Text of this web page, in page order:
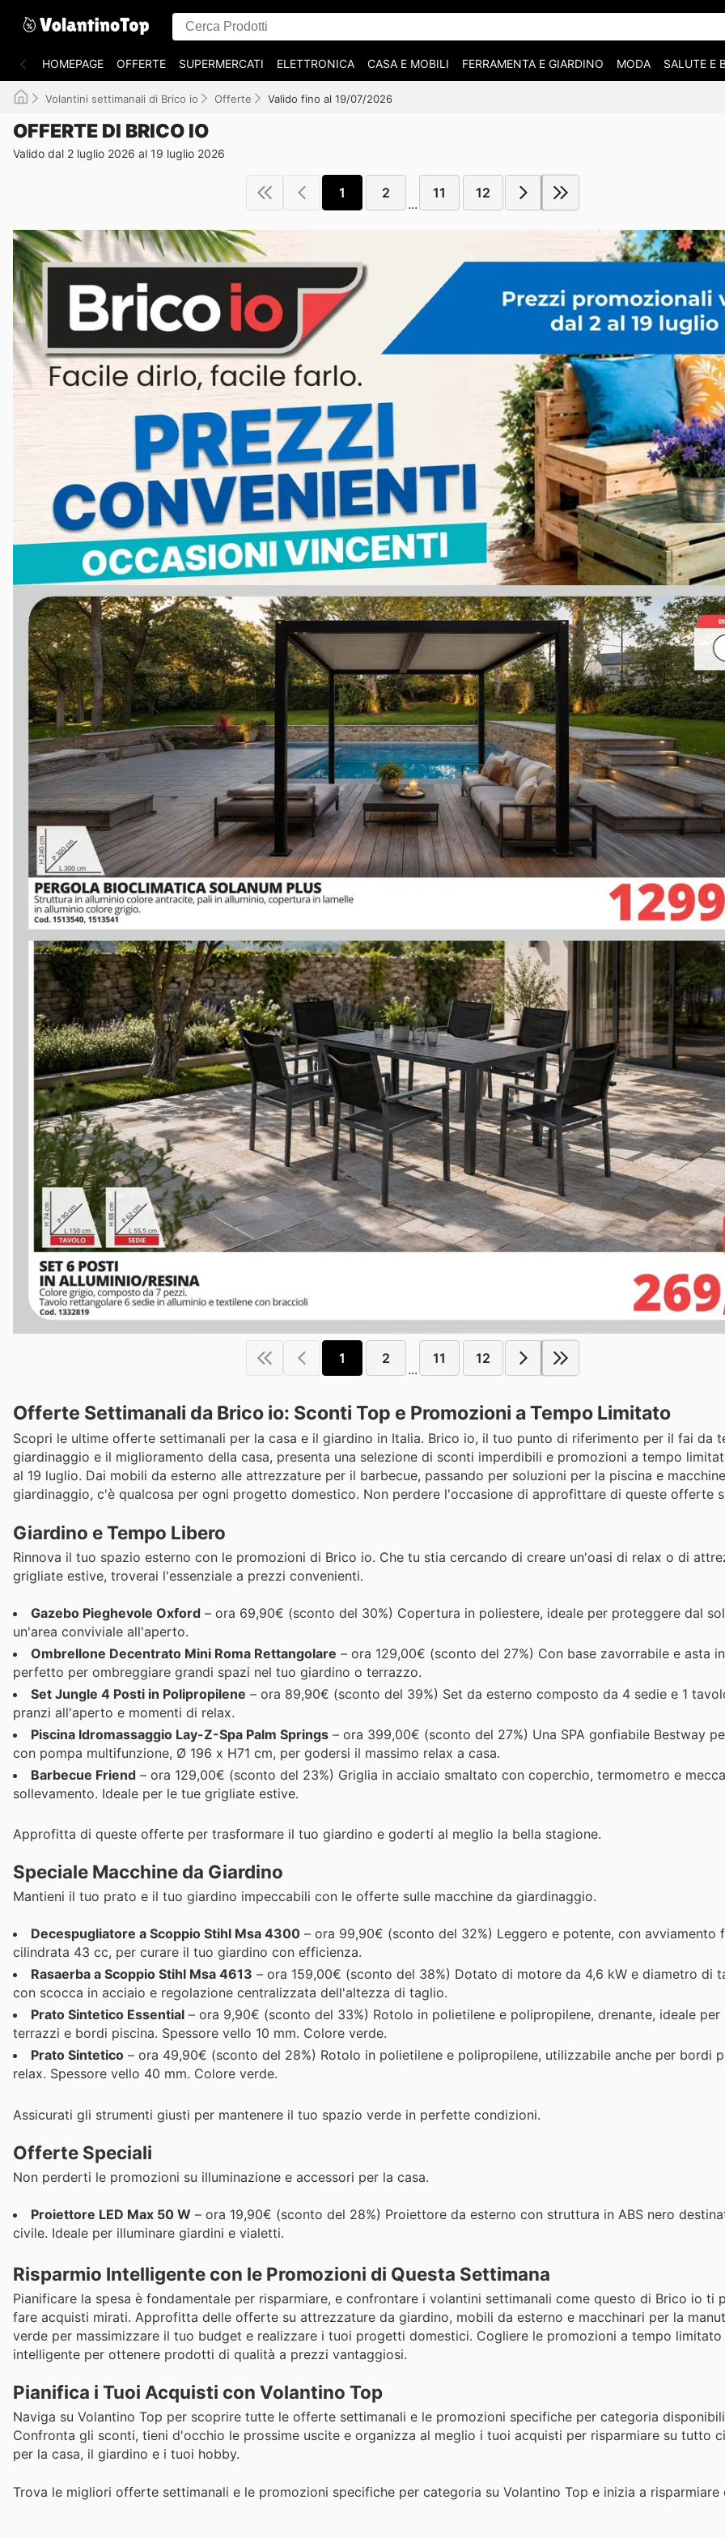
HOMEPAGE OFFERTE SUPERMERCATI ELETTRONICA CASA E MOBILI FERRAMENTA E GIARDINO MODA SALUTE E
Volantini settimanali di Brico io Offerte Valido fino al 19/07/2026
OFFERTE DI BRICO IO
Valido dal 2 luglio 2026 al 19 luglio 2026
1 2
...
11 12
1 2
...
11 12
Offerte Settimanali da Brico io: Sconti Top e Promozioni a Tempo Limitato
Scopri le ultime offerte settimanali per la casa e il giardino in Italia. Brico io, il tuo punto di riferimento per il fai da
giardinaggio e il miglioramento della casa, presenta una selezione di sconti imperdibili e promozioni a tempo
al 19 luglio. Dai mobili da esterno alle attrezzature per il barbecue, passando per soluzioni per la piscina e
giardinaggio, c'è qualcosa per ogni progetto domestico. Non perdere l'occasione di approfittare di queste offerte
Giardino e Tempo Libero
Rinnova il tuo spazio esterno con le promozioni di Brico io. Che tu stia cercando di creare un'oasi di relax o di
grigliate estive, troverai l'essenziale a prezzi convenienti.
Gazebo Pieghevole Oxford – ora 69,90€ (sconto del 30%) Copertura in poliestere, ideale per proteggere dal
un'area conviviale all'aperto.
Ombrellone Decentrato Mini Roma Rettangolare – ora 129,00€ (sconto del 27%) Con base zavorrabile e asta
perfetto per ombreggiare grandi spazi nel tuo giardino o terrazzo.
Set Jungle 4 Posti in Polipropilene – ora 89,90€ (sconto del 39%) Set da esterno composto da 4 sedie e 1
pranzi all'aperto e momenti di relax.
Piscina Idromassaggio Lay-Z-Spa Palm Springs – ora 399,00€ (sconto del 27%) Una SPA gonfiabile Bestway
con pompa multifunzione, Ø 196 x H71 cm, per godersi il massimo relax a casa.
Barbecue Friend – ora 129,00€ (sconto del 23%) Griglia in acciaio smaltato con coperchio, termometro e
sollevamento. Ideale per le tue grigliate estive.
Approfitta di queste offerte per trasformare il tuo giardino e goderti al meglio la bella stagione.
Speciale Macchine da Giardino
Mantieni il tuo prato e il tuo giardino impeccabili con le offerte sulle macchine da giardinaggio.
Decespugliatore a Scoppio Stihl Msa 4300 – ora 99,90€ (sconto del 32%) Leggero e potente, con avviamento
cilindrata 43 cc, per curare il tuo giardino con efficienza.
Rasaerba a Scoppio Stihl Msa 4613 – ora 159,00€ (sconto del 38%) Dotato di motore da 4,6 kW e diametro di
con scocca in acciaio e regolazione centralizzata dell'altezza di taglio.
Prato Sintetico Essential – ora 9,90€ (sconto del 33%) Rotolo in polietilene e polipropilene, drenante, ideale per
terrazzi e bordi piscina. Spessore vello 10 mm. Colore verde.
Prato Sintetico – ora 49,90€ (sconto del 28%) Rotolo in polietilene e polipropilene, utilizzabile anche per bordi
relax. Spessore vello 40 mm. Colore verde.
Assicurati gli strumenti giusti per mantenere il tuo spazio verde in perfette condizioni.
Offerte Speciali
Non perderti le promozioni su illuminazione e accessori per la casa.
Proiettore LED Max 50 W – ora 19,90€ (sconto del 28%) Proiettore da esterno con struttura in ABS nero
civile. Ideale per illuminare giardini e vialetti.
Risparmio Intelligente con le Promozioni di Questa Settimana
Pianificare la spesa è fondamentale per risparmiare, e confrontare i volantini settimanali come questo di Brico io ti
fare acquisti mirati. Approfitta delle offerte su attrezzature da giardino, mobili da esterno e macchinari per la
verde per massimizzare il tuo budget e realizzare i tuoi progetti domestici. Cogliere le promozioni a tempo limitato
intelligente per ottenere prodotti di qualità a prezzi vantaggiosi.
Pianifica i Tuoi Acquisti con Volantino Top
Naviga su Volantino Top per scoprire tutte le offerte settimanali e le promozioni specifiche per categoria
Confronta gli sconti, tieni d'occhio le prossime uscite e organizza al meglio i tuoi acquisti per risparmiare su tutto
per la casa, il giardino e i tuoi hobby.
Trova le migliori offerte settimanali e le promozioni specifiche per categoria su Volantino Top e inizia a risparmiare